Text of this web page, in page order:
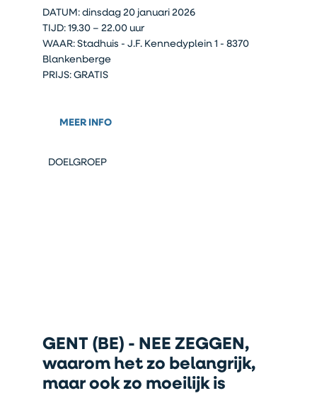
DATUM: dinsdag 20 januari 2026
TIJD: 19.30 – 22.00 uur
WAAR: Stadhuis - J.F. Kennedyplein 1 - 8370
Blankenberge
PRIJS: GRATIS
MEER INFO
DOELGROEP
GENT (BE) - NEE ZEGGEN,
waarom het zo belangrijk,
maar ook zo moeilijk is